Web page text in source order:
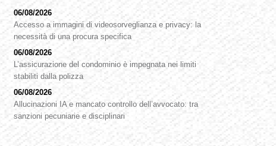
06/08/2026
Accesso a immagini di videosorveglianza e privacy: la
necessità di una procura specifica
06/08/2026
L’assicurazione del condominio è impegnata nei limiti
stabiliti dalla polizza
06/08/2026
Allucinazioni IA e mancato controllo dell’avvocato: tra
sanzioni pecuniarie e disciplinari